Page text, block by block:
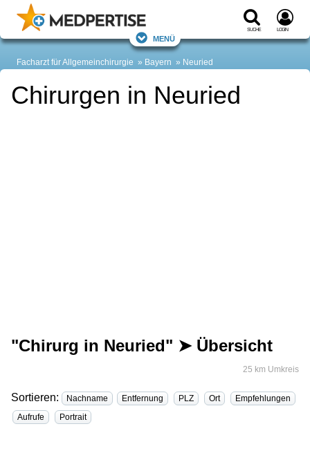
Suche Login
Menü
Facharzt für Allgemeinchirurgie Bayern Neuried
Chirurgen in Neuried
"Chirurg in Neuried" ➤ Übersicht
25 km Umkreis
Sortieren: Nachname Entfernung PLZ Ort
Empfehlungen
Aufrufe
Portrait